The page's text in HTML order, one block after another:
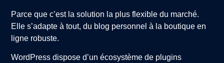
Parce que c’est la solution la plus flexible du marché.
Elle s’adapte à tout, du blog personnel à la boutique en
ligne robuste.
WordPress dispose d’un écosystème de plugins